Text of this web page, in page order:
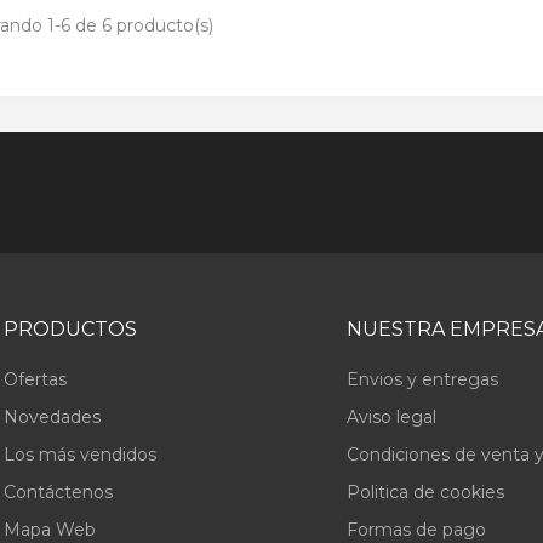
1-6 de 6 producto(s)
PRODUCTOS
Ofertas
Novedades
Los más vendidos
Contáctenos
Mapa Web
NUESTRA
Envios y entregas
Aviso legal
Condiciones de venta
Politica de cookies
Formas de pago